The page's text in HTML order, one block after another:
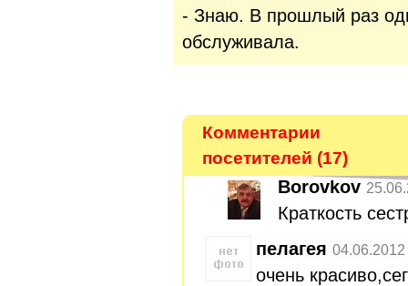
- Знаю. В прошлый раз
обслуживала.
Комментарии
посетителей (17)
Borovkov
Краткость
пелагея 04.06.2012
очень